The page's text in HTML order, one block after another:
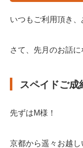
いつもご利用頂き
さて、先月のお話
スペイドご成
先ずはM様！
京都から遥々お越し